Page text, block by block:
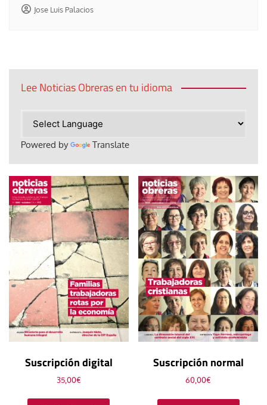
Jose Luis Palacios
Lee Noticias Obreras en tu idioma
Powered by Translate
Suscripción digital
35,00€
Suscripción normal
60,00€